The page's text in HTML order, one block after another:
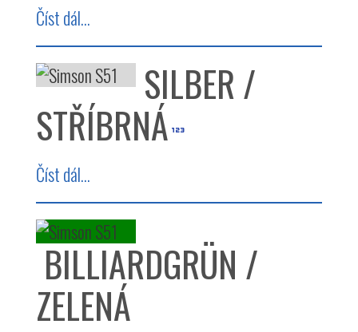
Číst dál...
SILBER /
STŘÍBRNÁ
Číst dál...
BILLIARDGRÜN /
ZELENÁ